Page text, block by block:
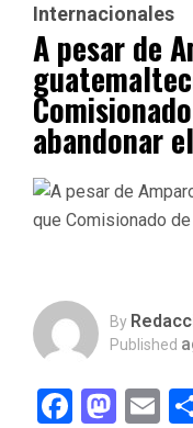
Internacionales
A pesar de
abandonar
By
Published